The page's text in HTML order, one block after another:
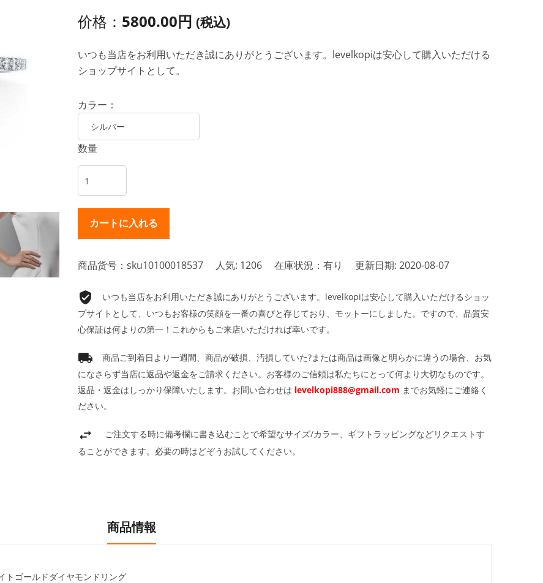
价格： 5800.00円 (税込)
いつも当店をお利用いただき誠にありがとうございます。levelkopiは安心して購入いただける
ショップサイトとして。
カラー：
数量
商品货号：sku10100018537 人気: 1206 在庫状況：有り 更新日期: 2020-08-07
いつも当店をお利用いただき誠にありがとうございます。levelkopiは安心して購入いただけるショッ
プサイトとして、いつもお客様の笑顔を一番の喜びと存じており、モットーにしました。ですので、品質安
心保証は何よりの第一！これからもご来店いただければ幸いです。
商品ご到着日より一週間、商品が破損、汚損していた?または商品は画像と明らかに違うの場合、お気
になさらず当店に返品や返金をご請求ください。お客様のご信頼は私たちにとって何より大切なものです。
返品・返金はしっかり保障いたします。お問い合わせは levelkopi888@gmail.com までお気軽にご連絡く
ださい。
ご注文する時に備考欄に書き込むことで希望なサイズ/カラー、ギフトラッピングなどリクエストす
ることができます。必要の時はどぞうお試してください。
商品情報
ゴールドダイヤモンドリング